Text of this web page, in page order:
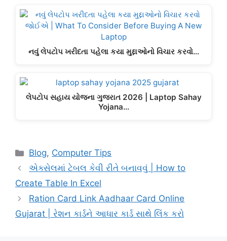
નવું લેપટોપ ખરીદતા પહેલા કયા મુદ્દાઓનો વિચાર કરવો…
લેપટોપ સહાય યોજના ગુજરાત 2026 | Laptop Sahay
Yojana…
Categories
Blog, Computer Tips
એક્સેલમાં ટેબલ કેવી રીતે બનાવવું | How to
Create Table In Excel
Ration Card Link Aadhaar Card Online
Gujarat | રેશન કાર્ડને આધાર કાર્ડ સાથે લિંક કરો